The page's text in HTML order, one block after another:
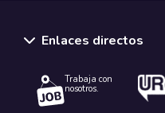
Enlaces directos
Trabaja con
nosotros.